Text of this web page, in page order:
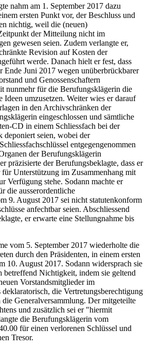
nahm am 1. September 2017 dazu
ersten Punkt vor, der Beschluss und
nichtig, weil die (neuen)
der Mitteilung nicht im
gewesen seien. Zudem verlangte er,
Revision auf Kosten der
werde. Danach hielt er fest, dass
Ende Juni 2017 wegen unüberbrückbarer
und Genossenschaftern
nunmehr für die Berufungsklägerin die
Ideen umzusetzen. Weiter wies er darauf
in den Archivschränken der
eingeschlossen und sämtliche
CD in einem Schliessfach bei der
deponiert seien, wobei der
entgegengenommen
der Berufungsklägerin
präzisierte der Berufungsbeklagte, dass er
Unterstützung im Zusammenhang mit
Verfügung stehe. Sodann machte er
die ausserordentliche
9. August 2017 sei nicht statutenkonform
anfechtbar seien. Abschliessend
er erwarte eine Stellungnahme bis
vom 5. September 2017 wiederholte die
durch den Präsidenten, in einem ersten
10. August 2017. Sodann widersprach sie
betreffend Nichtigkeit, indem sie geltend
Vorstandsmitglieder im
deklaratorisch, die Vertretungsberechtigung
Generalversammlung. Der mitgeteilte
und zusätzlich sei er "hiermit
die Berufungsklägerin vom
für einen verlorenen Schlüssel und
Tresor.